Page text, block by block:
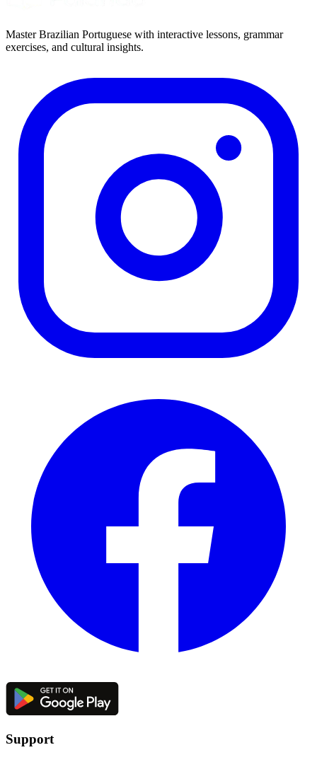
Master Brazilian Portuguese with interactive lessons, grammar
exercises, and cultural insights.
Support